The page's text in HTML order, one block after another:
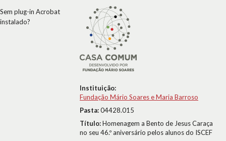
Instituição:
Fundação Mário Soares e Maria Barroso
Pasta:04428.015
Título:Homenagem a Bento de Jesus Caraça
no seu 46.º aniversário pelos alunos do ISCEF
Sem plug-in Acrobat
instalado?